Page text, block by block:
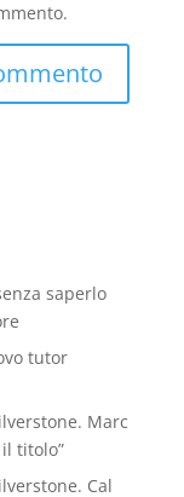
saperlo
tutor
Marc
titolo”
Cal